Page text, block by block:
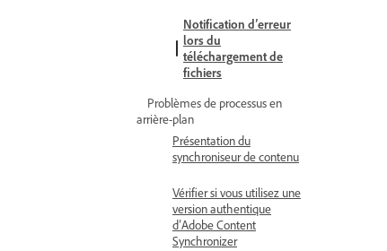
Notification d’erreur
lors du
téléchargement de
fichiers
Problèmes de processus en
arrière-plan
Présentation du
synchroniseur de contenu
Vérifier si vous utilisez une
version authentique
d’Adobe Content
Synchronizer